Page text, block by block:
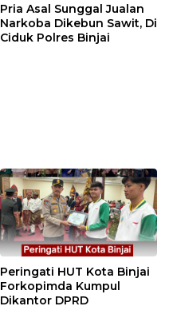
Pria Asal Sunggal Jualan
Narkoba Dikebun Sawit, Di
Ciduk Polres Binjai
Peringati HUT Kota Binjai
Forkopimda Kumpul
Dikantor DPRD